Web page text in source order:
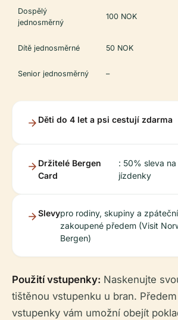
Dospělý
jednosměrný
100 NOK
Dítě jednosměrné 50 NOK
Senior jednosměrný –
Děti do 4 let a psi cestují zdarma
Držitelé Bergen
Card
: 50% sleva
jízdenky
Slevypro rodiny, skupiny a
zakoupené předem (Visit
Bergen)
Použití vstupenky: Naskenujte
tištěnou vstupenku u bran.
vstupenky vám umožní obejít